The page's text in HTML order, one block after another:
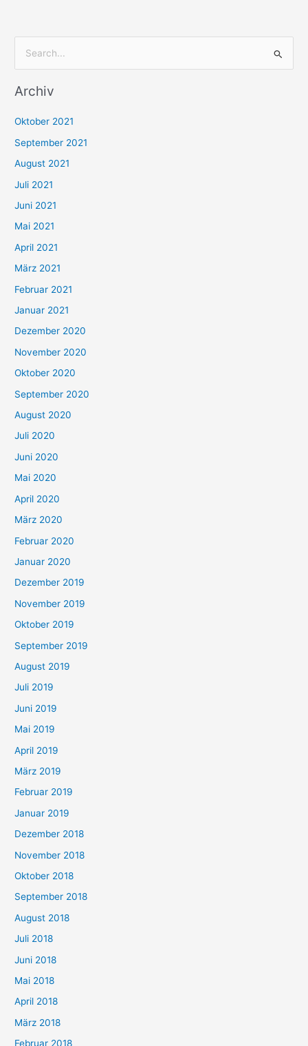
c
n
n
a
c
h
:
Archiv
Oktober 2021
September 2021
August 2021
Juli 2021
Juni 2021
Mai 2021
April 2021
März 2021
Februar 2021
Januar 2021
Dezember 2020
November 2020
Oktober 2020
September 2020
August 2020
Juli 2020
Juni 2020
Mai 2020
April 2020
März 2020
Februar 2020
Januar 2020
Dezember 2019
November 2019
Oktober 2019
September 2019
August 2019
Juli 2019
Juni 2019
Mai 2019
April 2019
März 2019
Februar 2019
Januar 2019
Dezember 2018
November 2018
Oktober 2018
September 2018
August 2018
Juli 2018
Juni 2018
Mai 2018
April 2018
März 2018
Februar 2018